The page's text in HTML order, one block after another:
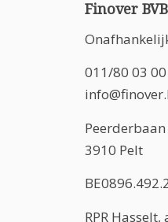
Finover
011/80 03 00
Peerderbaan
3910 Pelt
RPR